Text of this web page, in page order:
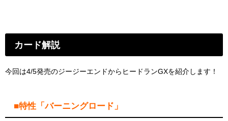
カード解説
今回は4/5発売のジージーエンドからヒードランGXを紹介します！
■特性「バーニングロード」